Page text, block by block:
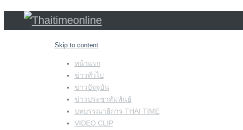
Skip to content
หน้าแรก
ข่าวทั่วไป
ข่าวปัจจุบัน
ข่าวประชาสัมพันธ์
บทบรรณาธิการ THAI TIME
VIDEO CLIP